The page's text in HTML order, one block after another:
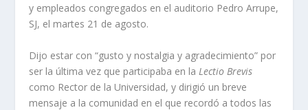
y empleados congregados en el auditorio Pedro Arrupe,
SJ, el martes 21 de agosto.
Dijo estar con “gusto y nostalgia y agradecimiento” por
ser la última vez que participaba en la Lectio Brevis
como Rector de la Universidad, y dirigió un breve
mensaje a la comunidad en el que recordó a todos las